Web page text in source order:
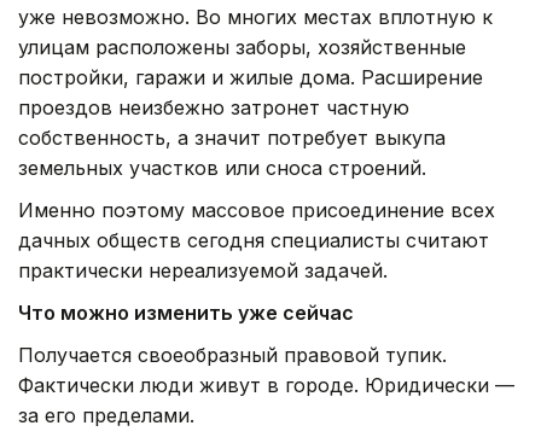
уже невозможно. Во многих местах вплотную к
улицам расположены заборы, хозяйственные
постройки, гаражи и жилые дома. Расширение
проездов неизбежно затронет частную
собственность, а значит потребует выкупа
земельных участков или сноса строений.
Именно поэтому массовое присоединение всех
дачных обществ сегодня специалисты считают
практически нереализуемой задачей.
Что можно изменить уже сейчас
Получается своеобразный правовой тупик.
Фактически люди живут в городе. Юридически —
за его пределами.